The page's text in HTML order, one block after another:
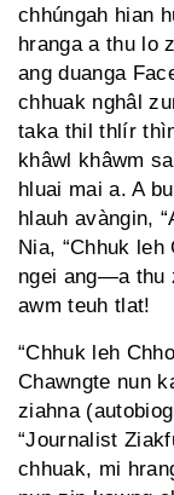
chhúngah hian
hranga a thu lo
ang duanga
chhuak nghâl
taka thil thlír
khâwl khâwm
hluai mai a. A
hlauh avàngin,
Nia, “Chhuk
ngei ang—a thu
awm teuh tlat!
“Chhuk leh
Chawngte nun
ziahna
“Journalist
chhuak, mi